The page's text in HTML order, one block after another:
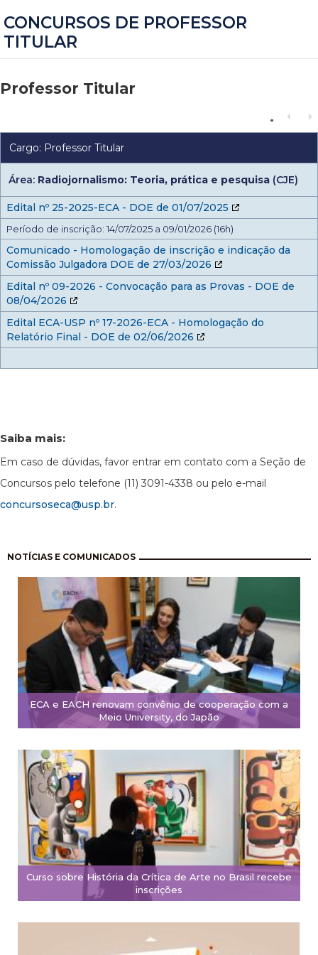
CONCURSOS DE PROFESSOR
TITULAR
Professor Titular
Cargo: Professor Titular
Área: Radiojornalismo: Teoria, prática e pesquisa (CJE)
Edital nº 25-2025-ECA - DOE de 01/07/2025
Período de inscrição: 14/07/2025 a 09/01/2026 (16h)
Comunicado - Homologação de inscrição e indicação da
Comissão Julgadora DOE de 27/03/2026
Edital nº 09-2026 - Convocação para as Provas - DOE de
08/04/2026
Edital ECA-USP nº 17-2026-ECA - Homologação do
Relatório Final - DOE de 02/06/2026
Saiba mais:
Em caso de dúvidas, favor entrar em contato com a Seção de
Concursos pelo telefone (11) 3091-4338 ou pelo e-mail
concursoseca@usp.br.
NOTÍCIAS E COMUNICADOS
ECA e EACH renovam convênio de cooperação com a
Meio University, do Japão
Curso sobre História da Crítica de Arte no Brasil recebe
inscrições
Paginação